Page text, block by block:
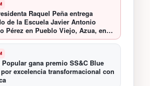
Raquel Peña entrega
de la Escuela Javier Antonio
Pérez en Pueblo Viejo, Azua, en
de 349 estudiantes
Popular gana premio SS&C Blue
excelencia transformacional con